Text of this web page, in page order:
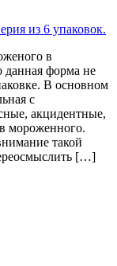
из 6 упаковок.
в
данная форма не
В основном
с
акцидентные,
мороженного.
такой
[…]